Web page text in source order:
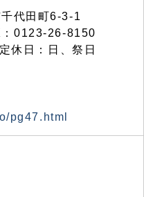
代田町6-3-1
0123-26-8150
休日：日、祭日
pg47.html